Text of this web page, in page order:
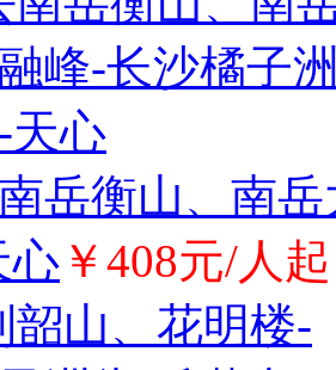
岳衡山、南
心 ￥408元/人起